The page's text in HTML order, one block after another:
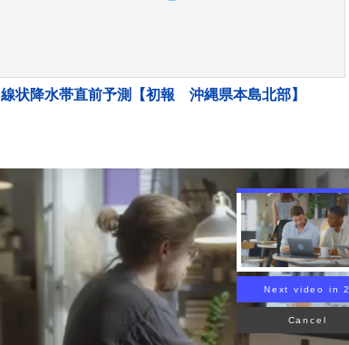
線状降水帯直前予測【初報 沖縄県本島北部】
Next video in 1
Cancel